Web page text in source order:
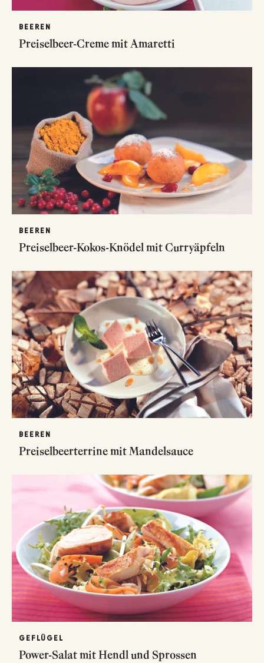
BEEREN
Preiselbeer-Creme mit Amaretti
BEEREN
Preiselbeer-Kokos-Knödel mit Curryäpfeln
BEEREN
Preiselbeerterrine mit Mandelsauce
GEFLÜGEL
Power-Salat mit Hendl und Sprossen